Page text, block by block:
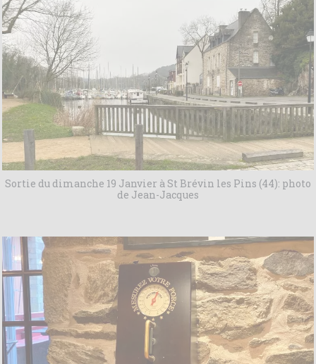
Sortie du dimanche 19 Janvier à St Brévin les Pins (44): photo
de Jean-Jacques